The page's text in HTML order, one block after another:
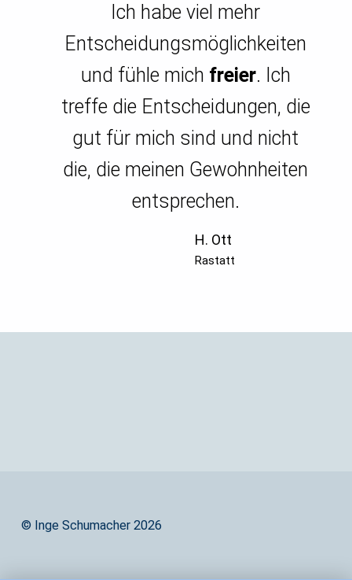
Ich habe viel mehr
Entscheidungsmöglichkeiten
und fühle mich freier. Ich
treffe die Entscheidungen, die
gut für mich sind und nicht
die, die meinen Gewohnheiten
entsprechen.
H. Ott
Rastatt
© Inge Schumacher 2026